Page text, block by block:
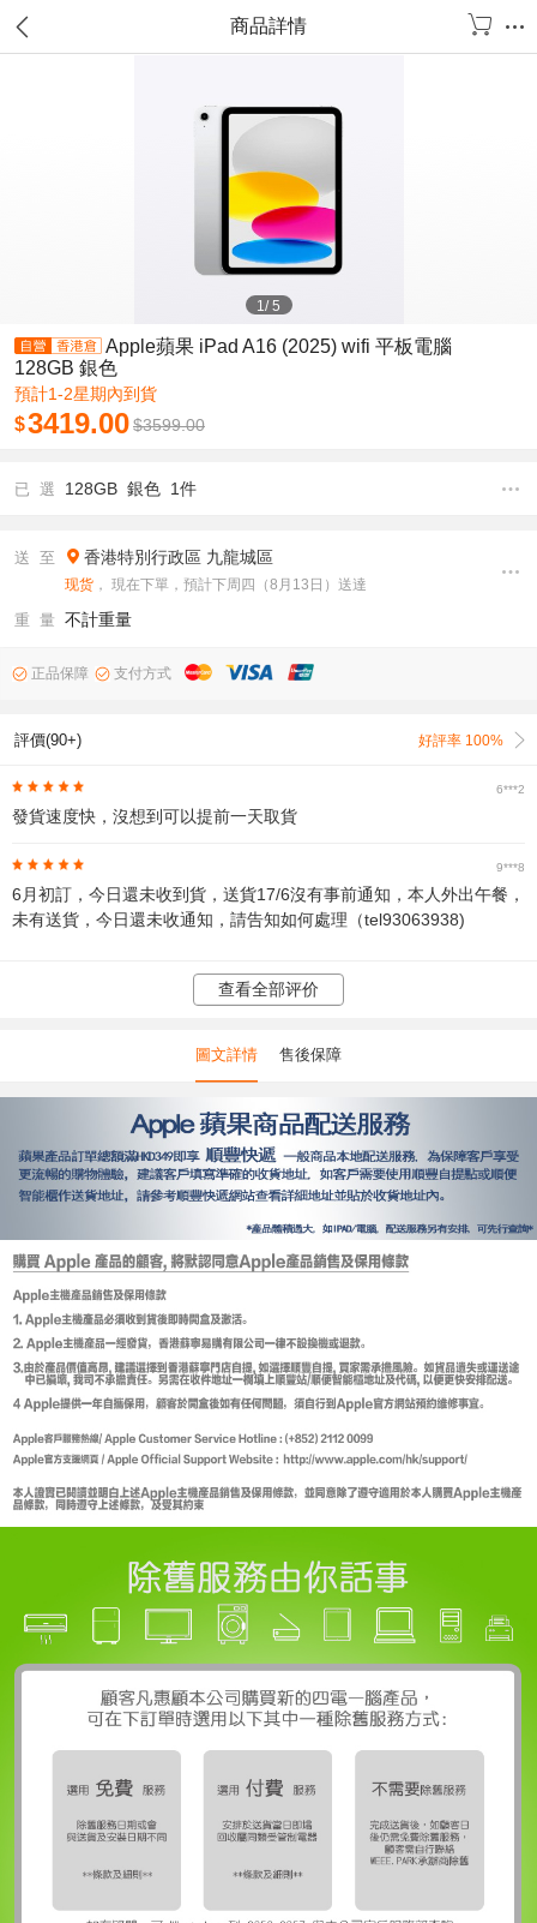
商品詳情
1/5
Apple蘋果 iPad A16 (2025) wifi 平板電腦
128GB 銀色
預計1-2星期內到貨
$3419.00$3599.00
已 選 128GB 銀色 1件
送 至 香港特別行政區 九龍城區
现货 ， 現在下單，預計下周四（8月13日）送達
重 量 不計重量
正品保障 支付方式
評價(90+) 好評率 100%
6***2
發貨速度快，沒想到可以提前一天取貨
9***8
6月初訂，今日還未收到貨，送貨17/6沒有事前通知，本人外出午餐，
未有送貨，今日還未收通知，請告知如何處理（tel93063938)
查看全部评价
圖文詳情 售後保障